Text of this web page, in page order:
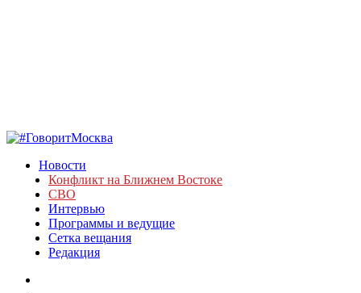
Новости
Конфликт на Ближнем Востоке
СВО
Интервью
Программы и ведущие
Сетка вещания
Редакция